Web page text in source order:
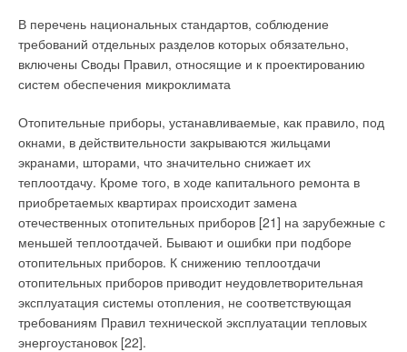
В перечень национальных стандартов, соблюдение
требований отдельных разделов которых обязательно,
включены Своды Правил, относящие и к проектированию
систем обеспечения микроклимата
Отопительные приборы, устанавливаемые, как правило, под
окнами, в действительности закрываются жильцами
экранами, шторами, что значительно снижает их
теплоотдачу. Кроме того, в ходе капитального ремонта в
приобретаемых квартирах происходит замена
отечественных отопительных приборов [21] на зарубежные с
меньшей теплоотдачей. Бывают и ошибки при подборе
отопительных приборов. К снижению теплоотдачи
отопительных приборов приводит неудовлетворительная
эксплуатация системы отопления, не соответствующая
требованиям Правил технической эксплуатации тепловых
энергоустановок [22].
На практике эти мероприятия зачастую не проводятся, так
как являются либо весьма затратными, либо
недостаточными для достижения запланированного
эффекта.
В связи с этим возникает необходимость поиска таких
параметров для регулирования теплоносителя, при которых
было бы возможно осуществлять эффективное (как с точки
зрения экономичности, так и с точки зрения обеспечения
комфортных условий) управление теплоснабжением в
условиях старых тепловых сетей и оборудования.
На первоначальном этапе исследования была поставлена
задача определения того, как снижение температуры
теплоносителя должно повлиять на увеличение его расхода
с тем, чтобы доставляемая тепловая мощность
(доставляемый теплоносителем поток теплоты) была бы
теплоснабжения [5-8].
На рис. 1 показана структурная схема комбинированной
теплофикационной системы с последовательным
теплоисточников [5, 6]. В такой системе теплоснабжения
ТЭЦ будет работать с максимальной эффективностью при
коэффициенте теплофикации, равном 1,0, поскольку вся
тепловая нагрузка обеспечивается за счёт
теплофикационных отборов пара турбин на сетевые
подогреватели. Однако эта система обеспечивает лишь
резервирование теплоисточника и повышение качества
теплоснабжения за счёт местного регулирования тепловой
нагрузки. Возможности повышения надёжности и
энергетической эффективности теплофикационной системы
в этом решении использованы не в полной мере.